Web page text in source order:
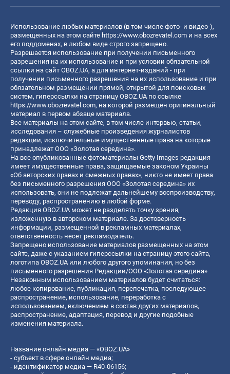
Использование любых материалов (в том числе фото- и видео-),
размещенных на этом сайте https://www.obozrevatel.com и на всех
его поддоменах, в любом виде строго запрещено.
Разрешается использование при получении письменного
разрешения на их использование и при условии обязательной
ссылки на сайт OBOZ.UA, а для интернет-изданий - при
получении письменного разрешения на их использование и при
обязательном размещении прямой, открытой для поисковых
систем, гиперссылки на страницу OBOZ.UA по ссылке
https://www.obozrevatel.com, на которой размещен оригинальный
материал в первом абзаце материала.
Все материалы на этом сайте, в том числе интервью, статьи,
исследования – служебные произведения журналистов
редакции, исключительные имущественные права на которые
принадлежат ООО «Золотая середина».
На все опубликованные фотоматериалы Getty Images редакция
имеет имущественные права, защищаемые законом Украины
«Об авторских правах и смежных правах», никто не имеет права
без письменного разрешения ООО «Золотая середина» их
использовать, они не подлежат дальнейшему воспроизводству,
переводу, распространению в любой форме.
Редакция OBOZ.UA может не разделять точку зрения,
изложенную в авторском материале. За достоверность
информации, размещенной в рекламных материалах,
ответственность несет рекламодатель.
Запрещено использование материалов размещенных на этом
сайте, даже с указанием гиперссылки на страницу этого сайта,
логотипа OBOZ.UA или любого другого упоминания, но без
письменного разрешения Редакции/ООО «Золотая середина»
Незаконным использованием материалов будет считаться:
любое копирование, публикация, перепечатка, последующее
распространение, использование, переработка с
использованием, включением в состав других материалов,
распространение, адаптация, перевод и другие подобные
изменения материала.
Название онлайн медиа — «OBOZ.UA»
- субъект в сфере онлайн медиа;
- идентификатор медиа — R40-06156;